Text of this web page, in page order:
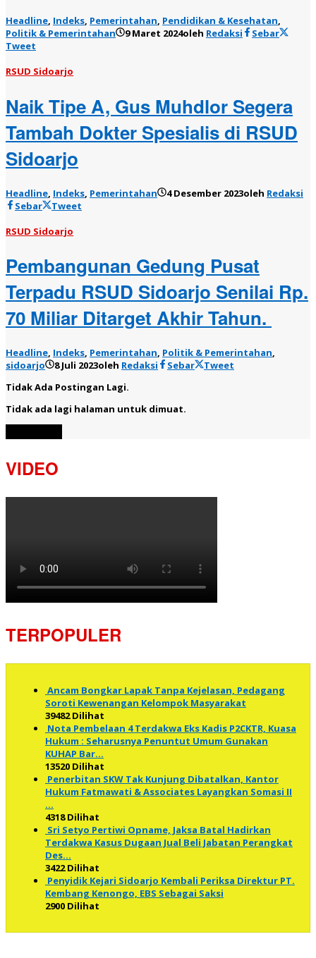
Headline, Indeks, Pemerintahan, Pendidikan & Kesehatan,
Politik & Pemerintahan
9 Maret 2024oleh Redaksi
Sebar
Tweet
RSUD Sidoarjo
Naik Tipe A, Gus Muhdlor Segera
Tambah Dokter Spesialis di RSUD
Sidoarjo
Headline Indeks Pemerintahan 4 Desember 2023oleh Redaksi
Sebar
Tweet
RSUD Sidoarjo
Pembangunan Gedung Pusat
Terpadu RSUD Sidoarjo Senilai Rp.
70 Miliar Ditarget Akhir Tahun.
Headline, Indeks, Pemerintahan, Politik & Pemerintahan,
sidoarjo
8 Juli 2023oleh Redaksi Sebar
Tweet
Tidak Ada Postingan Lagi.
Tidak ada lagi halaman untuk dimuat.
VIDEO
TERPOPULER
Ancam Bongkar Lapak Tanpa Kejelasan, Pedagang
Soroti Kewenangan Kelompok Masyarakat
39482 Dilihat
Nota Pembelaan 4 Terdakwa Eks Kadis P2CKTR, Kuasa
Hukum : Seharusnya Penuntut Umum Gunakan
KUHAP Bar…
13520 Dilihat
Penerbitan SKW Tak Kunjung Dibatalkan, Kantor
Hukum Fatmawati & Associates Layangkan Somasi II
…
4318 Dilihat
Sri Setyo Pertiwi Opname, Jaksa Batal Hadirkan
Terdakwa Kasus Dugaan Jual Beli Jabatan Perangkat
Des…
3422 Dilihat
Penyidik Kejari Sidoarjo Kembali Periksa Direktur PT.
Kembang Kenongo, EBS Sebagai Saksi
2900 Dilihat